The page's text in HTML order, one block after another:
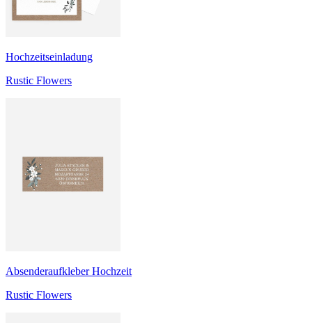
Hochzeitseinladung
Rustic Flowers
Absenderaufkleber Hochzeit
Rustic Flowers